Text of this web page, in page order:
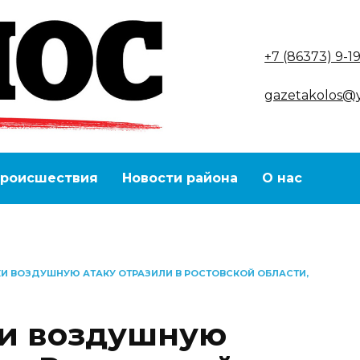
+7 (86373) 9-
Новости района О нас
ВОЗДУШНУЮ АТАКУ ОТРАЗИЛИ В РОСТОВСКОЙ ОБЛАСТИ,
воздушную